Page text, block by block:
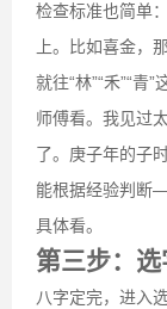
检查标准也简单
上。比如喜金，
就往“林”“禾”“青
师傅看。我见过
了。庚子年的子
能根据经验判断
具体看。
第三步：
八字定完，进入